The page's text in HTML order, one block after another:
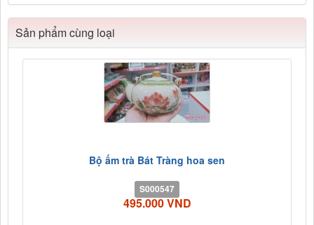
Sản phẩm cùng loại
Bộ ấm trà Bát Tràng hoa sen
S000547
495.000 VND